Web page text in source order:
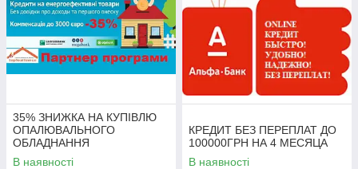
35% ЗНИЖКА НА КУПІВЛЮ
ОПАЛЮВАЛЬНОГО
ОБЛАДНАННЯ
В наявності
КРЕДИТ БЕЗ ПЕРЕПЛАТ ДО
100000ГРН НА 4 МЕСЯЦА
В наявності